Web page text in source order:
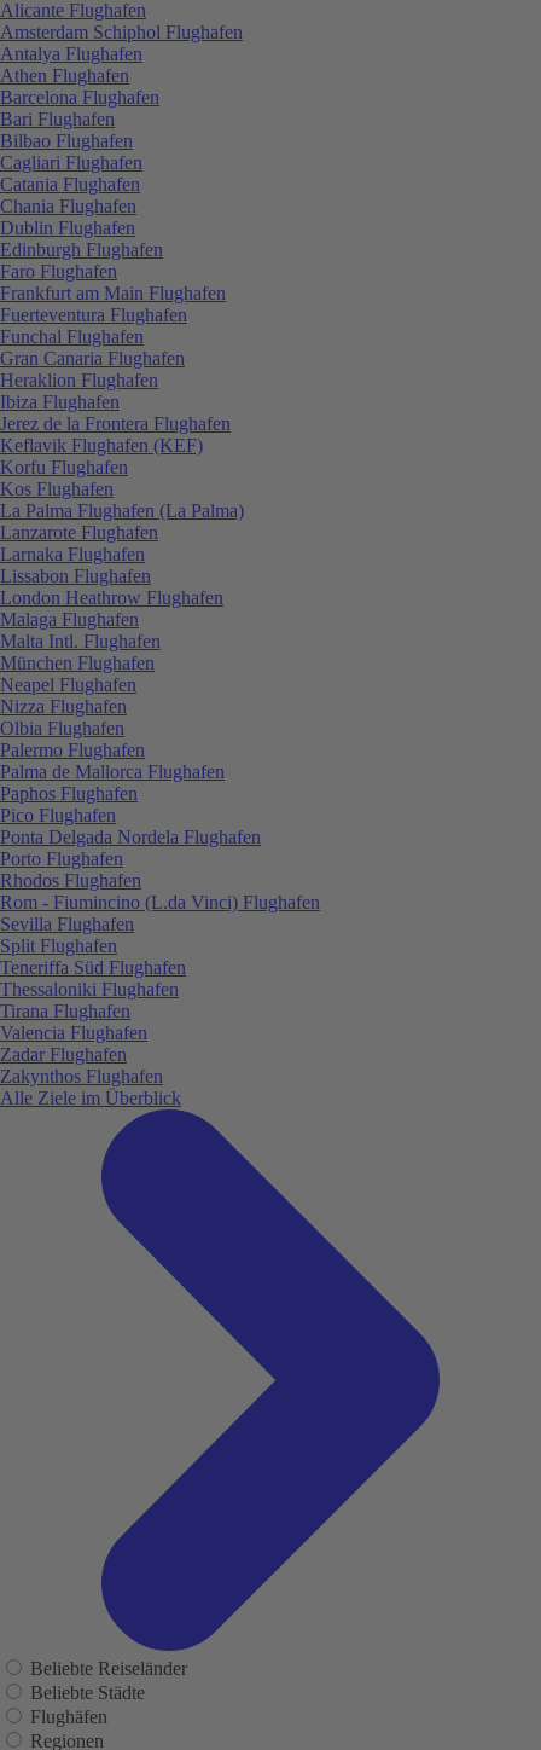
Alicante Flughafen
Amsterdam Schiphol Flughafen
Antalya Flughafen
Athen Flughafen
Barcelona Flughafen
Bari Flughafen
Bilbao Flughafen
Cagliari Flughafen
Catania Flughafen
Chania Flughafen
Dublin Flughafen
Edinburgh Flughafen
Faro Flughafen
Frankfurt am Main Flughafen
Fuerteventura Flughafen
Funchal Flughafen
Gran Canaria Flughafen
Heraklion Flughafen
Ibiza Flughafen
Jerez de la Frontera Flughafen
Keflavik Flughafen (KEF)
Korfu Flughafen
Kos Flughafen
La Palma Flughafen (La Palma)
Lanzarote Flughafen
Larnaka Flughafen
Lissabon Flughafen
London Heathrow Flughafen
Malaga Flughafen
Malta Intl. Flughafen
München Flughafen
Neapel Flughafen
Nizza Flughafen
Olbia Flughafen
Palermo Flughafen
Palma de Mallorca Flughafen
Paphos Flughafen
Pico Flughafen
Ponta Delgada Nordela Flughafen
Porto Flughafen
Rhodos Flughafen
Rom - Fiumincino (L.da Vinci) Flughafen
Sevilla Flughafen
Split Flughafen
Teneriffa Süd Flughafen
Thessaloniki Flughafen
Tirana Flughafen
Valencia Flughafen
Zadar Flughafen
Zakynthos Flughafen
Alle Ziele im Überblick
Beliebte Reiseländer
Beliebte Städte
Flughäfen
Regionen